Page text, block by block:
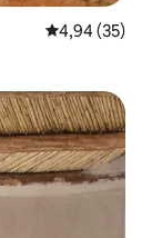
Note
4,94 (35)